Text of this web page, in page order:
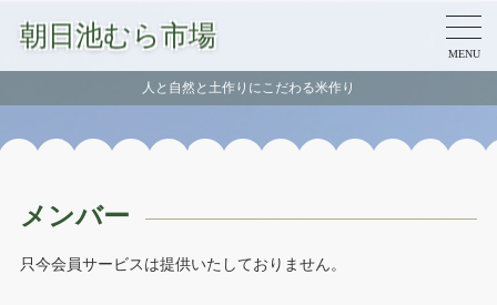
MENU
朝日池むら市場
人と自然と土作りにこだわる米作り
メンバー
只今会員サービスは提供いたしておりません。